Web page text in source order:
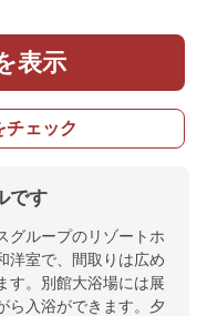
表示
チェック
です
グループのリゾートホ
洋室で、間取りは広め
す。別館大浴場には展
ら入浴ができます。夕